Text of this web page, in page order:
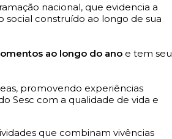
nacional, que evidencia a
social construído ao longo de sua
ao longo do ano e tem seu
promovendo experiências
Sesc com a qualidade de vida e
que combinam vivências